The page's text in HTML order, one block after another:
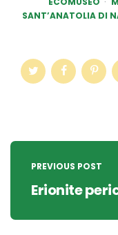
SANT’ANATOLIA DI
Post
navigation
PREVIOUS POST
Erionite